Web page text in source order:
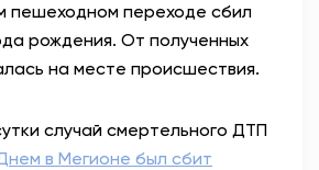
пешеходном переходе сбил
рождения. От полученных
на месте происшествия.
случай смертельного ДТП
в Мегионе был сбит